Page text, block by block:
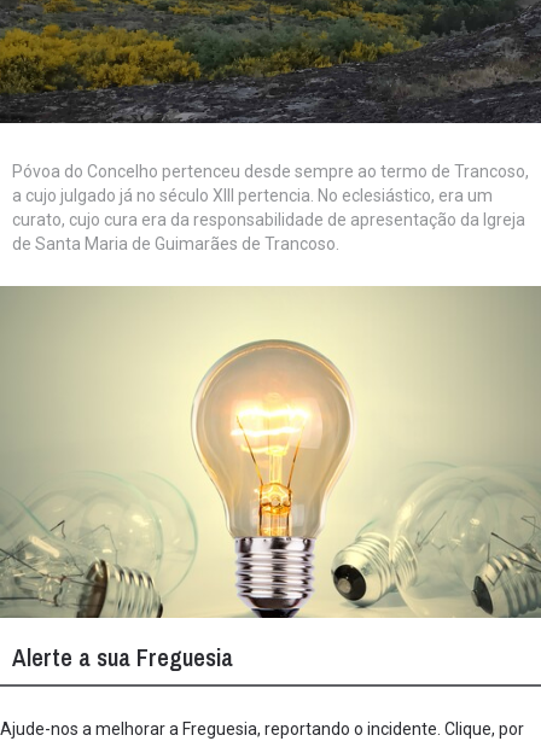
Póvoa do Concelho pertenceu desde sempre ao termo de Trancoso,
a cujo julgado já no século XIII pertencia. No eclesiástico, era um
curato, cujo cura era da responsabilidade de apresentação da Igreja
de Santa Maria de Guimarães de Trancoso.
Alerte a sua Freguesia
Ajude-nos a melhorar a Freguesia, reportando o incidente. Clique, por